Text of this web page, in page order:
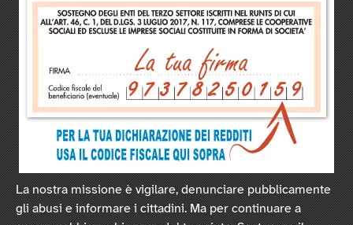
La nostra missione è vigilare, denunciare pubblicamente
gli abusi e informare i cittadini. Ma per continuare a